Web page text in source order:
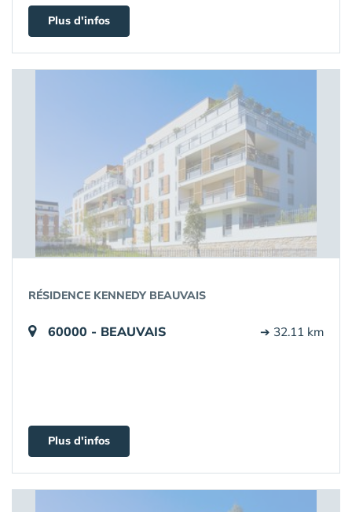
Plus d'infos
RÉSIDENCE KENNEDY BEAUVAIS
60000 - BEAUVAIS ➔ 32.11 km
Plus d'infos